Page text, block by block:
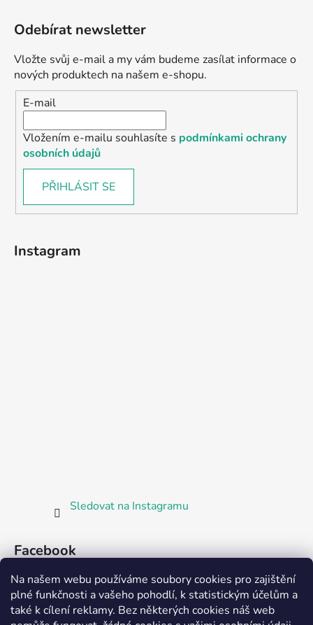
Na našem webu používáme soubory cookies pro zajištění
plné funkčnosti a vašeho pohodlí, k statistickým účelům a
také k cílení reklamy. Bez některých cookies náš web
Odebírat newsletter
Vložte svůj e-mail a my vám budeme zasílat informace o
nových produktech na našem e-shopu.
E-mail
Vložením e-mailu souhlasíte s podmínkami ochrany
osobních údajů
PŘIHLÁSIT SE
Instagram
Sledovat na Instagramu
Facebook